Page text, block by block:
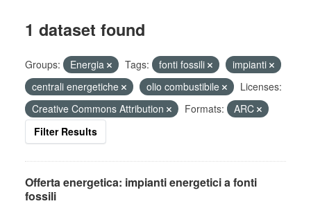
1 dataset found
Groups: Energia Tags: fonti fossili
impianti
centrali energetiche
olio combustibile
Licenses:
Creative Commons Attribution
Formats:
ARC
Filter Results
Offerta energetica: impianti energetici a fonti
fossili